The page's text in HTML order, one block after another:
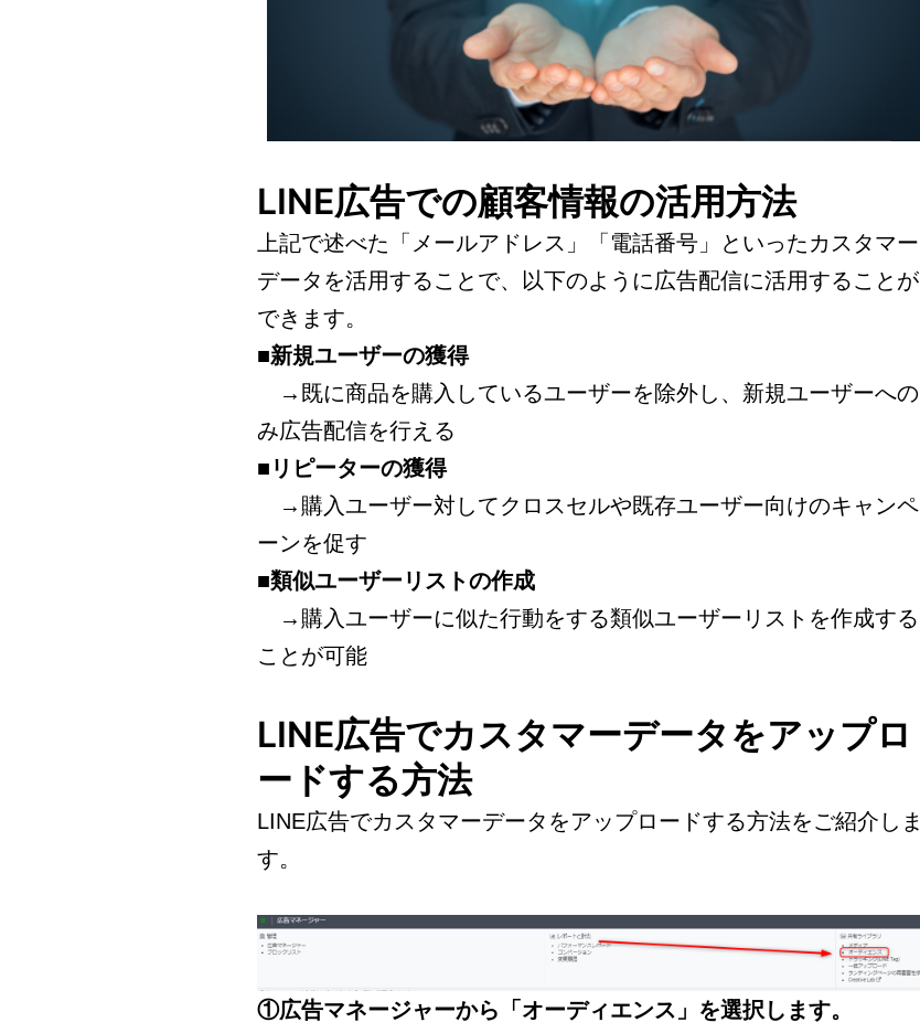
LINE広告での顧客情報の活用方法
上記で述べた「メールアドレス」「電話番号」といったカスタマー
データを活用することで、以下のように広告配信に活用することが
できます。
■新規ユーザーの獲得
→既に商品を購入しているユーザーを除外し、新規ユーザーへの
み広告配信を行える
■リピーターの獲得
→購入ユーザー対してクロスセルや既存ユーザー向けのキャンペ
ーンを促す
■類似ユーザーリストの作成
→購入ユーザーに似た行動をする類似ユーザーリストを作成する
ことが可能
LINE広告でカスタマーデータをアップロ
ードする方法
LINE広告でカスタマーデータをアップロードする方法をご紹介しま
す。
①広告マネージャーから「オーディエンス」を選択します。